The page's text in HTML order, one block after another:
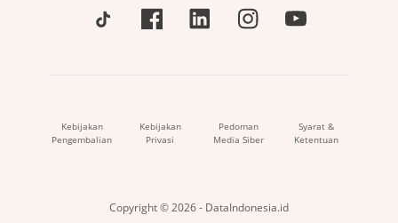
Kebijakan
Pengembalian
Kebijakan
Privasi
Pedoman
Media Siber
Syarat &
Ketentuan
Copyright © 2026 - DataIndonesia.id